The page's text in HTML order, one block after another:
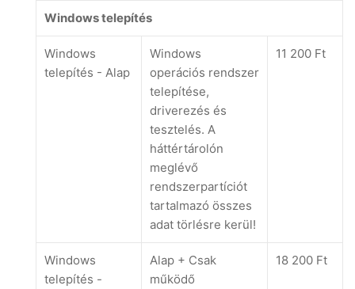
Windows telepítés
Windows
telepítés - Alap
Windows
operációs rendszer
telepítése,
driverezés és
tesztelés. A
háttértárolón
meglévő
rendszerpartíciót
tartalmazó összes
adat törlésre kerül!
11 200 Ft
Windows
telepítés -
Alap + Csak
működő
18 200 Ft